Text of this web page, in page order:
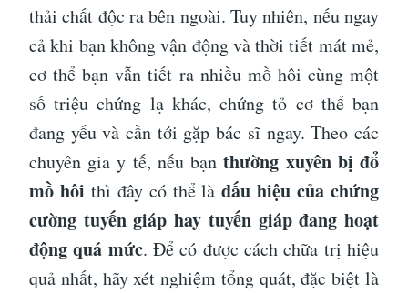
thải chất độc ra bên ngoài. Tuy nhiên, nếu ngay
cả khi bạn không vận động và thời tiết mát mẻ,
cơ thể bạn vẫn tiết ra nhiều mồ hôi cùng một
số triệu chứng lạ khác, chứng tỏ cơ thể bạn
đang yếu và cần tới gặp bác sĩ ngay. Theo các
chuyên gia y tế, nếu bạnthường xuyên bị đổ
mồ hôi thì đây có thể làdấu hiệu của chứng
cường tuyến giáp hay tuyến giáp đang hoạt
động quá mức. Để có được cách chữa trị hiệu
quả nhất, hãy xét nghiệm tổng quát, đặc biệt là